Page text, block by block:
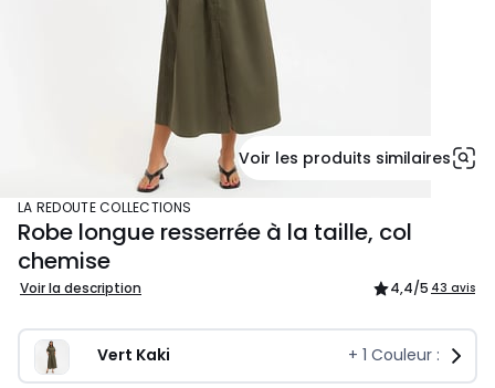
Voir les produits similaires
LA REDOUTE COLLECTIONS
Robe longue resserrée à la taille, col
chemise
Voir la description 4,4/5 43 avis
Vert Kaki + 1 Couleur :